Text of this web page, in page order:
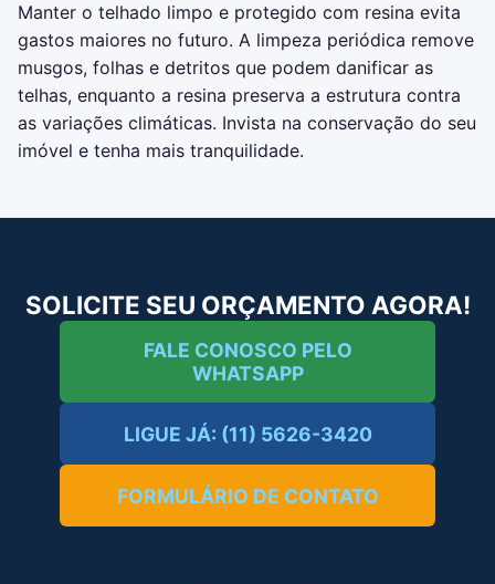
Manter o telhado limpo e protegido com resina evita
gastos maiores no futuro. A limpeza periódica remove
musgos, folhas e detritos que podem danificar as
telhas, enquanto a resina preserva a estrutura contra
as variações climáticas. Invista na conservação do seu
imóvel e tenha mais tranquilidade.
SOLICITE SEU ORÇAMENTO AGORA!
FALE CONOSCO PELO
WHATSAPP
LIGUE JÁ: (11) 5626-3420
FORMULÁRIO DE CONTATO